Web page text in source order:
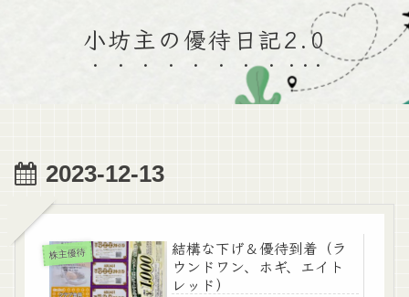
小坊主の優待日記2.0
2023-12-13
株主優待
結構な下げ＆優待到着（ラ
ウンドワン、ホギ、エイト
レッド）